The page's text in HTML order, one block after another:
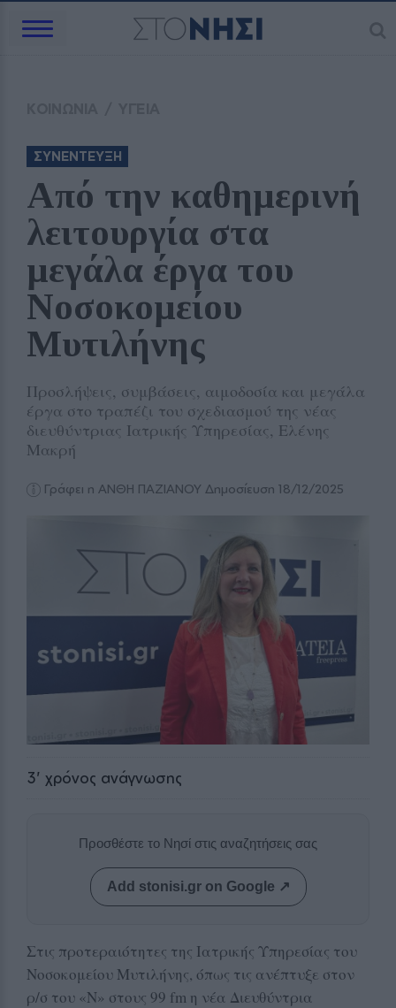
ΣΥΝΕΝΤΕΥΞΗ
Από την καθημερινή
λειτουργία στα
μεγάλα έργα του
Νοσοκομείου
Μυτιλήνης
Προσλήψεις, συμβάσεις, αιμοδοσία και μεγάλα
έργα στο τραπέζι του σχεδιασμού της νέας
διευθύντριας Ιατρικής Υπηρεσίας, Ελένης
Μακρή
Γράφει η ΑΝΘΗ ΠΑΖΙΑΝΟΥ Δημοσίευση 18/12/2025
3' χρόνος ανάγνωσης
Προσθέστε το Νησί στις αναζητήσεις σας
Add stonisi.gr on Google ↗
Στις προτεραιότητες της Ιατρικής Υπηρεσίας του
Νοσοκομείου Μυτιλήνης, όπως τις ανέπτυξε στον
ρ/σ του «Ν» στους 99 fm η νέα Διευθύντρια